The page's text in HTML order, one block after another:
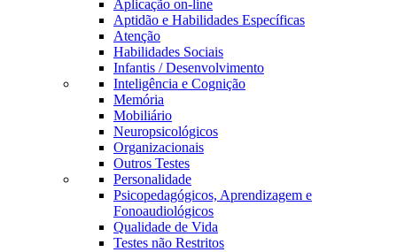
Aplicação on-line
Aptidão e Habilidades Específicas
Atenção
Habilidades Sociais
Infantis / Desenvolvimento
Inteligência e Cognição
Memória
Mobiliário
Neuropsicológicos
Organizacionais
Outros Testes
Personalidade
Psicopedagógicos, Aprendizagem e
Fonoaudiológicos
Qualidade de Vida
Testes não Restritos